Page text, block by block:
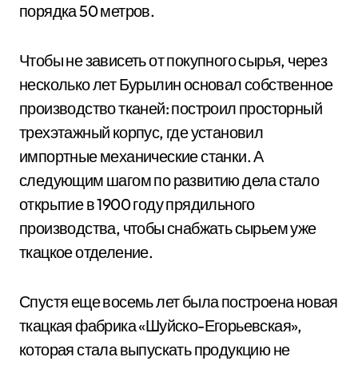
порядка 50 метров.
Чтобы не зависеть от покупного сырья, через
несколько лет Бурылин основал собственное
производство тканей: построил просторный
трехэтажный корпус, где установил
импортные механические станки. А
следующим шагом по развитию дела стало
открытие в 1900 году прядильного
производства, чтобы снабжать сырьем уже
ткацкое отделение.
Спустя еще восемь лет была построена новая
ткацкая фабрика «Шуйско-Егорьевская»,
которая стала выпускать продукцию не